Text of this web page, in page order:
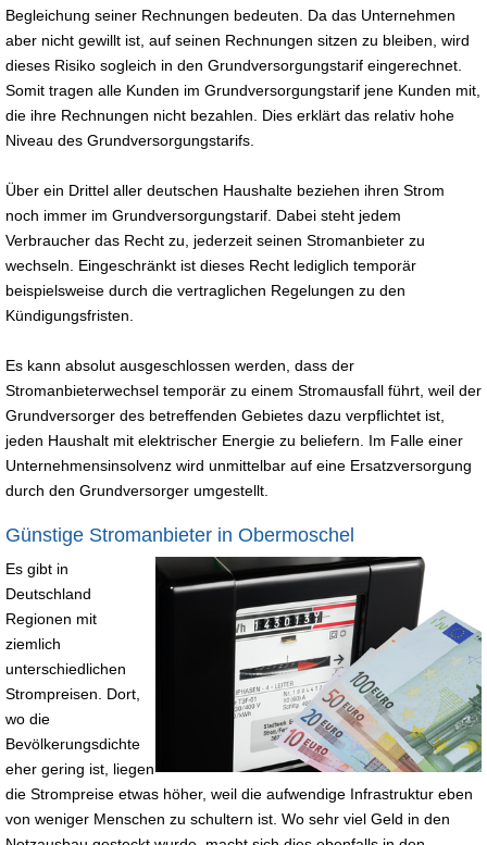
Begleichung seiner Rechnungen bedeuten. Da das Unternehmen
aber nicht gewillt ist, auf seinen Rechnungen sitzen zu bleiben, wird
dieses Risiko sogleich in den Grundversorgungstarif eingerechnet.
Somit tragen alle Kunden im Grundversorgungstarif jene Kunden mit,
die ihre Rechnungen nicht bezahlen. Dies erklärt das relativ hohe
Niveau des Grundversorgungstarifs.
Über ein Drittel aller deutschen Haushalte beziehen ihren Strom
noch immer im Grundversorgungstarif. Dabei steht jedem
Verbraucher das Recht zu, jederzeit seinen Stromanbieter zu
wechseln. Eingeschränkt ist dieses Recht lediglich temporär
beispielsweise durch die vertraglichen Regelungen zu den
Kündigungsfristen.
Es kann absolut ausgeschlossen werden, dass der
Stromanbieterwechsel temporär zu einem Stromausfall führt, weil der
Grundversorger des betreffenden Gebietes dazu verpflichtet ist,
jeden Haushalt mit elektrischer Energie zu beliefern. Im Falle einer
Unternehmensinsolvenz wird unmittelbar auf eine Ersatzversorgung
durch den Grundversorger umgestellt.
Günstige Stromanbieter in Obermoschel
Es gibt in
Deutschland
Regionen mit
ziemlich
unterschiedlichen
Strompreisen. Dort,
wo die
Bevölkerungsdichte
eher gering ist, liegen
die Strompreise etwas höher, weil die aufwendige Infrastruktur eben
von weniger Menschen zu schultern ist. Wo sehr viel Geld in den